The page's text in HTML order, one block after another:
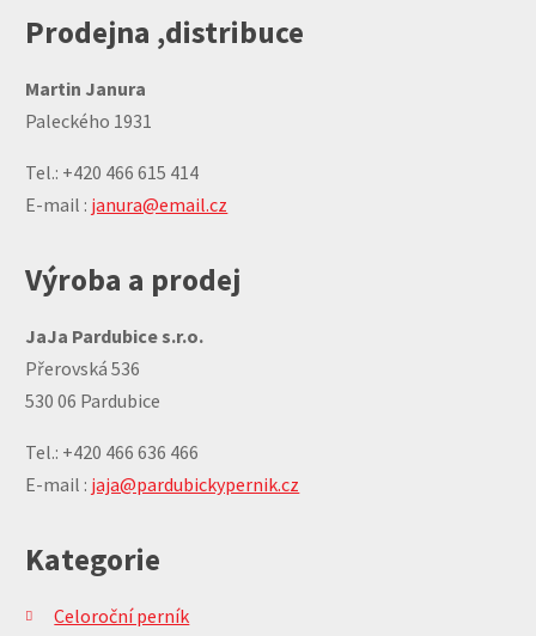
Prodejna ,distribuce
Martin Janura
Paleckého 1931
Tel.: +420 466 615 414
E-mail : janura@email.cz
Výroba a prodej
JaJa Pardubice s.r.o.
Přerovská 536
530 06 Pardubice
Tel.: +420 466 636 466
E-mail : jaja@pardubickypernik.cz
Kategorie
Celoroční perník